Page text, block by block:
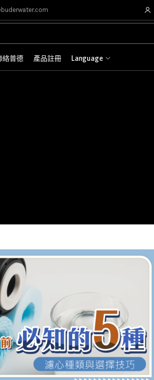
絡普德 產品註冊 Language